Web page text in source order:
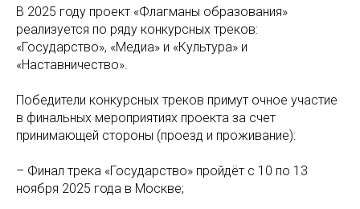
В 2025 году проект «Флагманы образования»
реализуется по ряду конкурсных треков:
«Государство», «Медиа» и «Культура» и
«Наставничество».
Победители конкурсных треков примут очное участие
в финальных мероприятиях проекта за счет
принимающей стороны (проезд и проживание):
– Финал трека «Государство» пройдёт с 10 по 13
ноября 2025 года в Москве;